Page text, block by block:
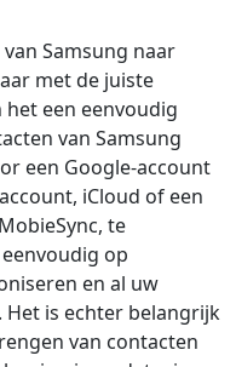
Samsung naar
met de juiste
een eenvoudig
van Samsung
een Google-account
iCloud of een
te
op
en al uw
is echter belangrijk
van contacten